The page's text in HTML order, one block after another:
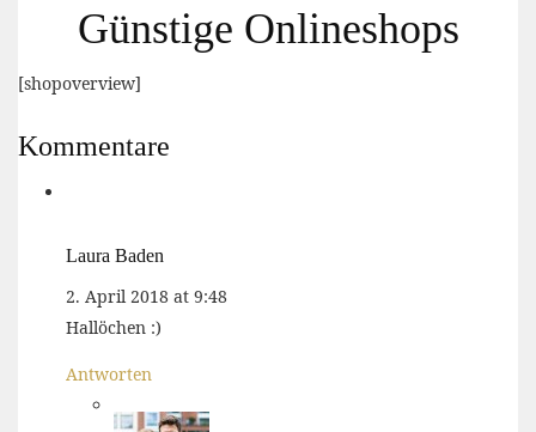
Günstige Onlineshops
[shopoverview]
Kommentare
Laura Baden
2. April 2018 at 9:48
Hallöchen :)
Antworten